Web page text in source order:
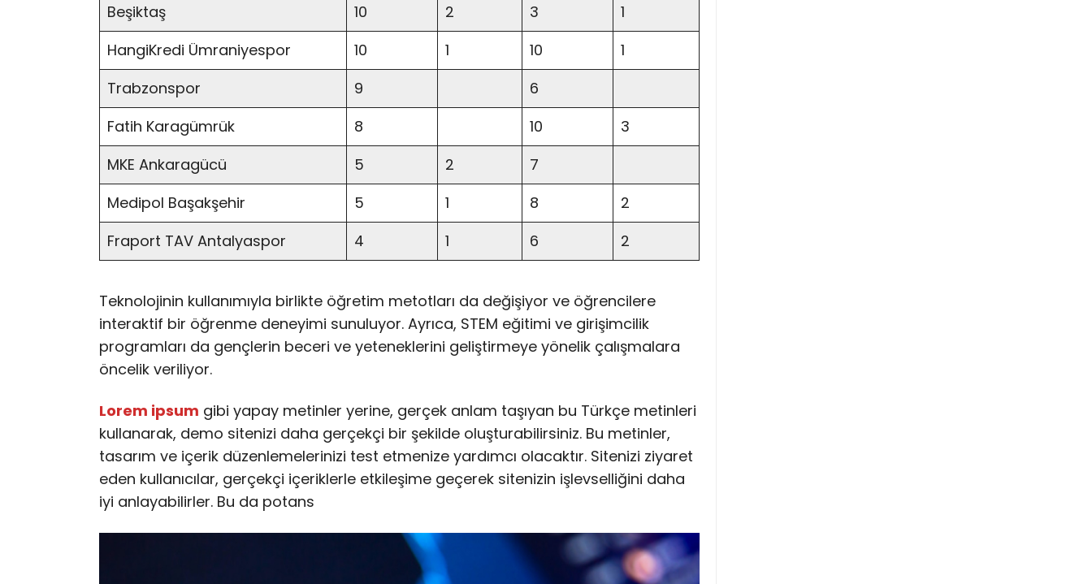
Beşiktaş
10 2 3
1
HangiKredi Ümraniyespor
10 1 10
1
Trabzonspor
9
6
Fatih Karagümrük
8 10
3
MKE Ankaragücü
5 2
7
Medipol Başakşehir
5 1 8
2
Fraport TAV Antalyaspor
4 1 6 2
Teknolojinin kullanımıyla birlikte öğretim metotları da değişiyor ve öğrencilere
interaktif bir öğrenme deneyimi sunuluyor. Ayrıca, STEM eğitimi ve girişimcilik
programları da gençlerin beceri ve yeteneklerini geliştirmeye yönelik çalışmalara
öncelik veriliyor.
Lorem ipsum gibi yapay metinler yerine, gerçek anlam taşıyan bu Türkçe metinleri
kullanarak, demo sitenizi daha gerçekçi bir şekilde oluşturabilirsiniz. Bu metinler,
tasarım ve içerik düzenlemelerinizi test etmenize yardımcı olacaktır. Sitenizi ziyaret
eden kullanıcılar, gerçekçi içeriklerle etkileşime geçerek sitenizin işlevselliğini daha
iyi anlayabilirler. Bu da potans